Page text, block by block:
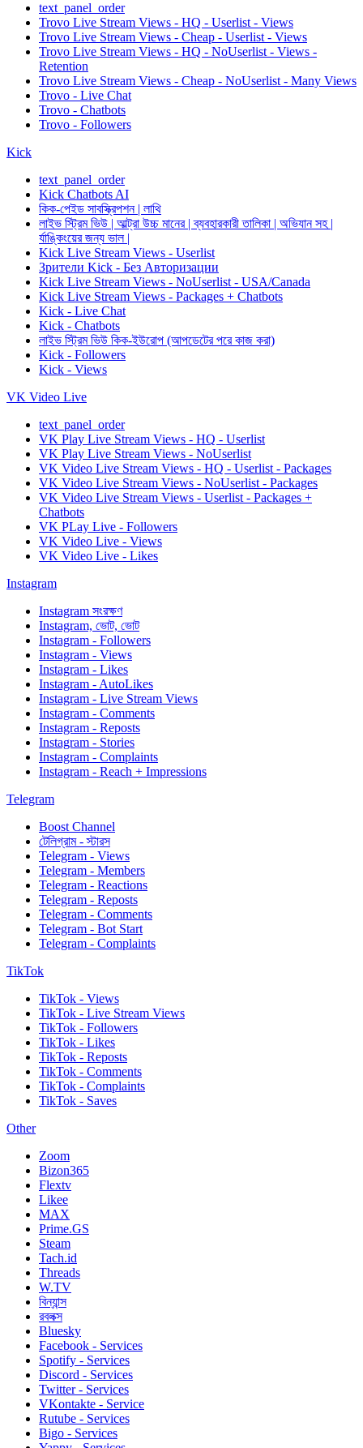
text_panel_order
Trovo Live Stream Views - HQ - Userlist - Views
Trovo Live Stream Views - Cheap - Userlist - Views
Trovo Live Stream Views - HQ - NoUserlist - Views -
Retention
Trovo Live Stream Views - Cheap - NoUserlist - Many Views
Trovo - Live Chat
Trovo - Chatbots
Trovo - Followers
Kick
text_panel_order
Kick Chatbots AI
কিক-পেইড সাবস্ক্রিপশন | লাথি
লাইভ স্ট্রিম ভিউ | আল্ট্রা উচ্চ মানের | ব্যবহারকারী তালিকা | অভিযান সহ |
র্যাঙ্কিংয়ের জন্য ভাল |
Kick Live Stream Views - Userlist
Зрители Kick - Без Авторизации
Kick Live Stream Views - NoUserlist - USA/Canada
Kick Live Stream Views - Packages + Chatbots
Kick - Live Chat
Kick - Chatbots
লাইভ স্ট্রিম ভিউ কিক-ইউরোপ (আপডেটের পরে কাজ করা)
Kick - Followers
Kick - Views
VK Video Live
text_panel_order
VK Play Live Stream Views - HQ - Userlist
VK Play Live Stream Views - NoUserlist
VK Video Live Stream Views - HQ - Userlist - Packages
VK Video Live Stream Views - NoUserlist - Packages
VK Video Live Stream Views - Userlist - Packages +
Chatbots
VK PLay Live - Followers
VK Video Live - Views
VK Video Live - Likes
Instagram
Instagram সংরক্ষণ
Instagram, ভোট, ভোট
Instagram - Followers
Instagram - Views
Instagram - Likes
Instagram - AutoLikes
Instagram - Live Stream Views
Instagram - Comments
Instagram - Reposts
Instagram - Stories
Instagram - Complaints
Instagram - Reach + Impressions
Telegram
Boost Channel
টেলিগ্রাম - স্টারস
Telegram - Views
Telegram - Members
Telegram - Reactions
Telegram - Reposts
Telegram - Comments
Telegram - Bot Start
Telegram - Complaints
TikTok
TikTok - Views
TikTok - Live Stream Views
TikTok - Followers
TikTok - Likes
TikTok - Reposts
TikTok - Comments
TikTok - Complaints
TikTok - Saves
Other
Zoom
Bizon365
Flextv
Likee
MAX
Prime.GS
Steam
Tach.id
Threads
W.TV
বিন্যান্স
রবলক্স
Bluesky
Facebook - Services
Spotify - Services
Discord - Services
Twitter - Services
VKontakte - Service
Rutube - Services
Bigo - Services